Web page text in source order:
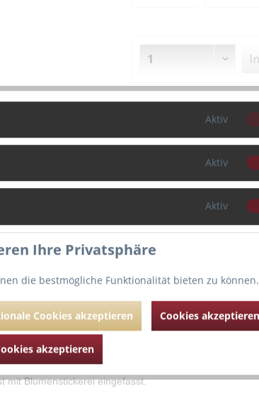
Vergleichen
Fragen zum Artikel?
etwas für Sie.
versehen.
mit Blumenstickerei eingefasst.
Aktiv
Aktiv
Aktiv
Ihre Privatsphäre
die bestmögliche Funktionalität bieten zu können.
Cookies akzeptieren Cookies akzeptieren
akzeptieren